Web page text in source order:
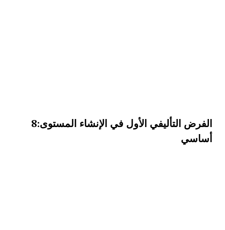
الفرض التأليفي الأول في الإنشاء المستوى:8
أساسي